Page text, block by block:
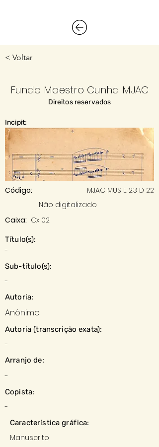
< Voltar
Fundo Maestro Cunha MJAC
Direitos reservados
Incipit:
Código:
MJAC MUS E 2.3 D 22
Não digitalizado
Caixa: Cx 02
Título(s):
-
Sub-título(s):
-
Autoria:
Anônimo
Autoria (transcrição exata):
-
Arranjo de:
-
Copista:
-
Característica gráfica:
Manuscrito